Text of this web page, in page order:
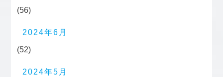
(56)
2024年6月
(52)
2024年5月